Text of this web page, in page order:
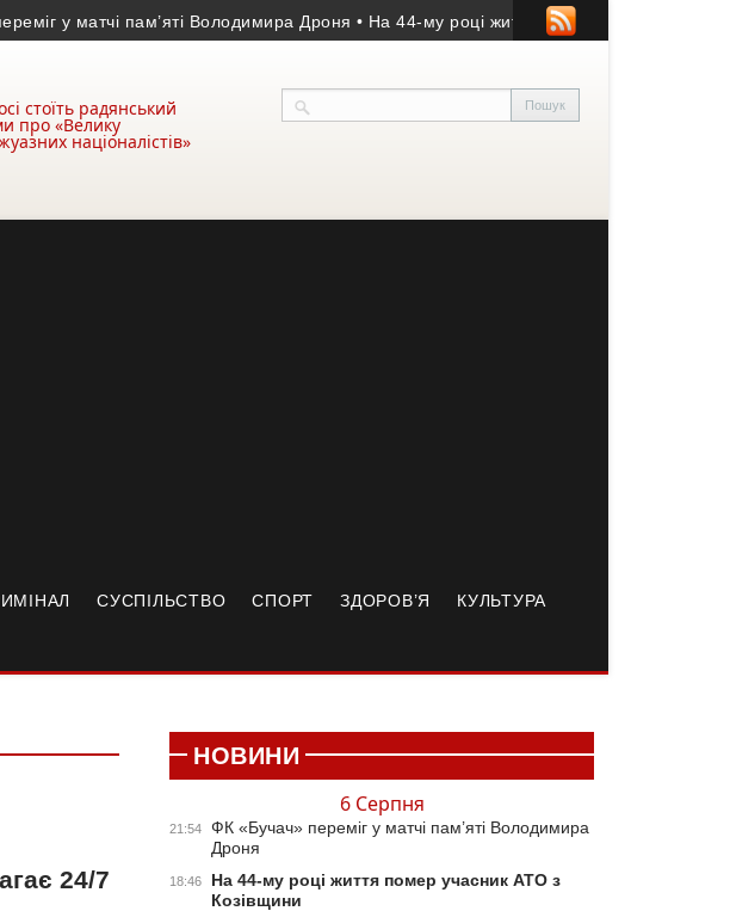
у матчі пам’яті Володимира Дроня • На 44-му році життя помер учасник АТО з
стоїть радянський
про «Велику
націоналістів»
СУСПІЛЬСТВО СПОРТ ЗДОРОВ’Я КУЛЬТУРА
24/7
НОВИНИ
6 Серпня
21:54
ФК «Бучач» переміг у матчі пам’яті Володимира
Дроня
18:46
На 44-му році життя помер учасник АТО з
Козівщини